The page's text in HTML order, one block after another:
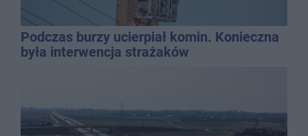
Podczas burzy ucierpiał komin. Konieczna
była interwencja strażaków